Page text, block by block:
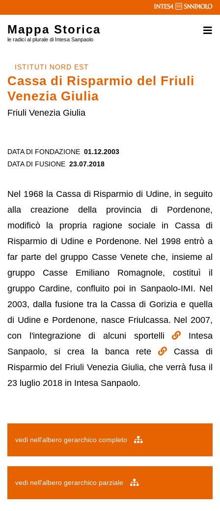
Mappa Storica
le radici al plurale di Intesa Sanpaolo
ISTITUTI NORD EST
Cassa di Risparmio del Friuli
Venezia Giulia
Friuli Venezia Giulia
DATA DI FONDAZIONE 01.12.2003
DATA DI FUSIONE 23.07.2018
Nel 1968 la Cassa di Risparmio di Udine, in seguito
alla creazione della provincia di Pordenone,
modificò la propria ragione sociale in Cassa di
Risparmio di Udine e Pordenone. Nel 1998 entrò a
far parte del gruppo Casse Venete che, insieme al
gruppo Casse Emiliano Romagnole, costituì il
gruppo Cardine, confluito poi in Sanpaolo-IMI. Nel
2003, dalla fusione tra la Cassa di Gorizia e quella
di Udine e Pordenone, nasce Friulcassa. Nel 2007,
con l'integrazione di alcuni sportelli
Intesa
Sanpaolo, si crea la banca rete
Cassa di
Risparmio del Friuli Venezia Giulia, che verrà fusa il
23 luglio 2018 in Intesa Sanpaolo.
vedi nell'albero gerarchico completo
vedi nell'albero gerarchico parziale